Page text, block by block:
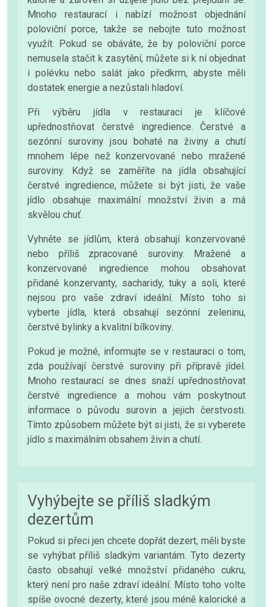
Mnoho restaurací i nabízí možnost objednání
poloviční porce, takže se nebojte tuto možnost
využít. Pokud se obáváte, že by poloviční porce
nemusela stačit k zasytění, můžete si k ní objednat
i polévku nebo salát jako předkrm, abyste měli
dostatek energie a nezůstali hladoví.
Při výběru jídla v restauraci je klíčové
upřednostňovat čerstvé ingredience. Čerstvé a
sezónní suroviny jsou bohaté na živiny a chutí
mnohem lépe než konzervované nebo mražené
suroviny. Když se zaměříte na jídla obsahující
čerstvé ingredience, můžete si být jisti, že vaše
jídlo obsahuje maximální množství živin a má
skvělou chuť.
Vyhněte se jídlům, která obsahují konzervované
nebo příliš zpracované suroviny. Mražené a
konzervované ingredience mohou obsahovat
přidané konzervanty, sacharidy, tuky a soli, které
nejsou pro vaše zdraví ideální. Místo toho si
vyberte jídla, která obsahují sezónní zeleninu,
čerstvé bylinky a kvalitní bílkoviny.
Pokud je možné, informujte se v restauraci o tom,
zda používají čerstvé suroviny při přípravě jídel.
Mnoho restaurací se dnes snaží upřednostňovat
čerstvé ingredience a mohou vám poskytnout
informace o původu surovin a jejich čerstvosti.
Tímto způsobem můžete být si jisti, že si vyberete
jídlo s maximálním obsahem živin a chutí.
Vyhýbejte se příliš sladkým
dezertům
Pokud si přeci jen chcete dopřát dezert, měli byste
se vyhýbat příliš sladkým variantám. Tyto dezerty
často obsahují velké množství přidaného cukru,
který není pro naše zdraví ideální. Místo toho volte
spíše ovocné dezerty, které jsou méně kalorické a